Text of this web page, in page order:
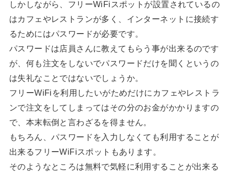
しかしながら、フリーWiFiスポットが設置されているの
はカフェやレストランが多く、インターネットに接続す
るためにはパスワードが必要です。
パスワードは店員さんに教えてもらう事が出来るのです
が、何も注文をしないでパスワードだけを聞くというの
は失礼なことではないでしょうか。
フリーWiFiを利用したいがためだけにカフェやレストラ
ンで注文をしてしまってはその分のお金がかかりますの
で、本末転倒と言わざるを得ません。
もちろん、パスワードを入力しなくても利用することが
出来るフリーWiFiスポットもあります。
そのようなところは無料で気軽に利用することが出来る